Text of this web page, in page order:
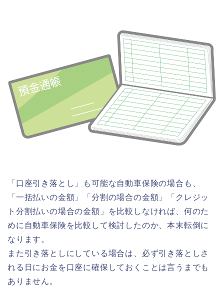
「口座引き落とし」も可能な自動車保険の場合も、
「一括払いの金額」「分割の場合の金額」「クレジッ
ト分割払いの場合の金額」を比較しなければ、何のた
めに自動車保険を比較して検討したのか、本末転倒に
なります。
また引き落としにしている場合は、必ず引き落としさ
れる日にお金を口座に確保しておくことは言うまでも
ありません。